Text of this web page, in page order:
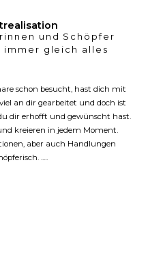
und Schöpfer
immer gleich alles
schon besucht, hast dich mit
an dir gearbeitet und doch ist
dir erhofft und gewünscht hast.
kreieren in jedem Moment.
aber auch Handlungen
.....